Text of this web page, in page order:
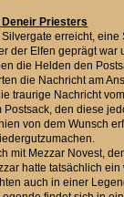
Priesters
erreicht, eine
der Elfen geprägt war
die Helden den
die Nachricht am
traurige Nachricht
den diese
von dem Wunsch
mit Mezzar Novest,
hatte tatsächlich
auch in einer